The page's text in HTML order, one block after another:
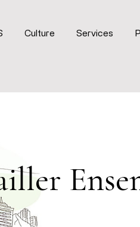
Culture Services